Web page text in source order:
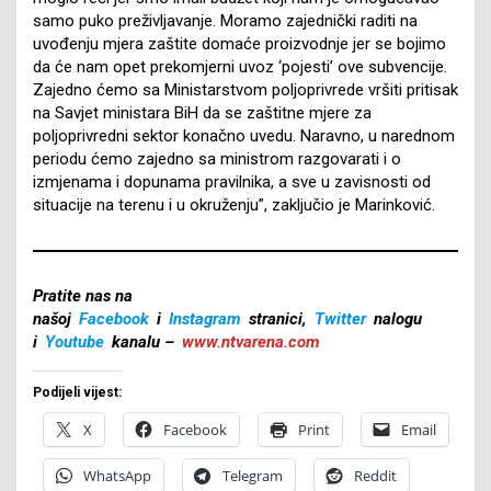
samo puko preživljavanje. Moramo zajednički raditi na
uvođenju mjera zaštite domaće proizvodnje jer se bojimo
da će nam opet prekomjerni uvoz ‘pojesti’ ove subvencije.
Zajedno ćemo sa Ministarstvom poljoprivrede vršiti pritisak
na Savjet ministara BiH da se zaštitne mjere za
poljoprivredni sektor konačno uvedu. Naravno, u narednom
periodu ćemo zajedno sa ministrom razgovarati i o
izmjenama i dopunama pravilnika, a sve u zavisnosti od
situacije na terenu i u okruženju”, zaključio je Marinković.
Pratite nas na
našoj Facebook i Instagram stranici, Twitter nalogu
i Youtube kanalu – www.ntvarena.com
Podijeli vijest:
X Facebook Print Email
WhatsApp Telegram Reddit